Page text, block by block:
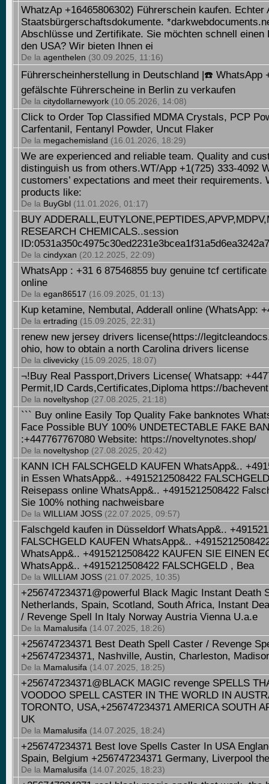
WhatzAp +16465806302) Führerschein kaufen. Echter
Staatsbürgerschaftsdokumente.
Abschlüsse und Zertifikate. Sie möchten schnell einen
den USA? Wir bieten Ihnen ei
De la agenthelen (30.09.2025, 11:16)
Führerscheinherstellung in Deutschland |☎️ WhatsApp
gefälschte Führerscheine in Berlin zu verkaufen
De la citydollarnewyork (10.05.2026, 14:08)
Click to Order Top Classified MDMA Crystals, PCP
Carfentanil, Fentanyl Powder, Uncut Flaker
De la megachemisland (16.01.2026, 18:29)
We are experienced and reliable team. Quality and
distinguish us from others.WT/App +1(725) 333-4092
customers’ expectations and meet their requirements.
products like:
De la BuyGbl (11.01.2026, 01:17)
BUY
RESEARCH CHEMICALS..session
De la cindyxan (20.12.2025, 22:09)
WhatsApp : +31 6 87546855 buy genuine tcf
online
De la egan86517 (16.09.2025, 01:13)
Kup ketamine, Nembutal, Adderall online (WhatsApp:
De la ertrading (15.09.2025, 22:31)
renew new jersey drivers license(https://
ohio, how to obtain a north Carolina drivers license
De la clivevicky (15.09.2025, 18:07)
¬!Buy Real Passport,Drivers License( Whatsapp:
Permit,ID Cards,Certificates,Diploma https://
De la noveltyshop (27.08.2025, 21:18)
``` Buy online Easily Top Quality Fake banknotes
Face Possible BUY 100% UNDETECTABLE FAKE
:+447767767080 Website: https://noveltynotes.shop/
De la noveltyshop (27.08.2025, 20:42)
​KANN ICH FALSCHGELD KAUFEN WhatsApp&..
in Essen WhatsApp&.. +4915212508422
Reisepass online WhatsApp&.. +4915212508422
Sie 100% nothing nachweisbare
De la WILLIAM JOSS (22.07.2025, 09:57)
Falschgeld kaufen in Düsseldorf WhatsApp&..
FALSCHGELD KAUFEN WhatsApp&..
WhatsApp&.. +4915212508422 KAUFEN SIE EINEN
WhatsApp&.. +4915212508422 FALSCHGELD , Bea
De la WILLIAM JOSS (21.07.2025, 10:35)
+256747234371@powerful Black Magic Instant Death
Netherlands, Spain, Scotland, South Africa, Instant
/ Revenge Spell In Italy Norway Austria Vienna U.a.e
De la Mamalusifa (14.07.2025, 18:26)
+256747234371 Best Death Spell Caster / Revenge
+256747234371, Nashville, Austin, Charleston,
De la Mamalusifa (14.07.2025, 18:25)
+256747234371@BLACK MAGIC revenge SPELLS
VOODOO SPELL CASTER IN THE WORLD IN
TORONTO, USA,+256747234371 AMERICA SOUTH
UK
De la Mamalusifa (14.07.2025, 18:24)
+256747234371 Best love Spells Caster In USA
Spain, Belgium +256747234371 Germany, Liverpool
De la Mamalusifa (14.07.2025, 18:23)